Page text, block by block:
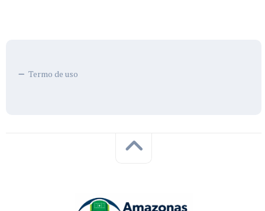
Termo de uso